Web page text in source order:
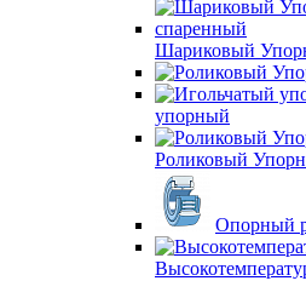
Шариковый
упорный
Роликовый
Опорный